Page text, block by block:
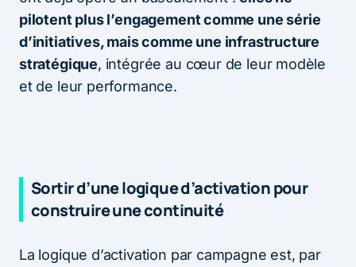
pilotent plus l’engagement comme une série
d’initiatives, mais comme une infrastructure
stratégique, intégrée au cœur de leur modèle
et de leur performance.
Sortir d’une logique d’activation pour
construire une continuité
La logique d’activation par campagne est, par